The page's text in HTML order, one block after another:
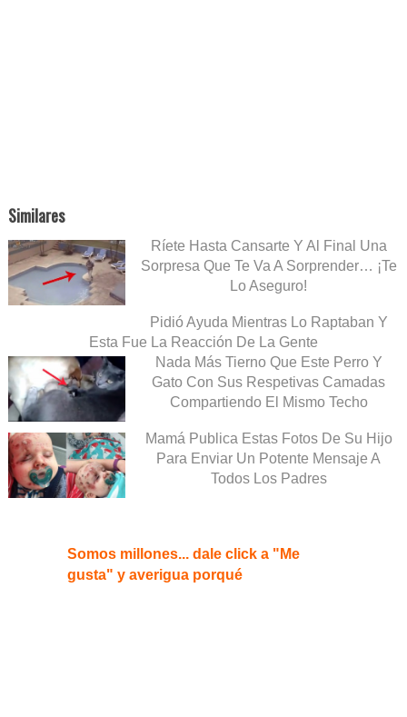
Similares
Ríete Hasta Cansarte Y Al Final Una
Sorpresa Que Te Va A Sorprender… ¡Te
Lo Aseguro!
Pidió Ayuda Mientras Lo Raptaban Y
Esta Fue La Reacción De La Gente
Nada Más Tierno Que Este Perro Y
Gato Con Sus Respetivas Camadas
Compartiendo El Mismo Techo
Mamá Publica Estas Fotos De Su Hijo
Para Enviar Un Potente Mensaje A
Todos Los Padres
Somos millones... dale click a "Me
gusta" y averigua porqué